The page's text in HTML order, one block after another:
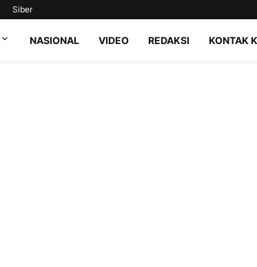
Siber
NASIONAL VIDEO REDAKSI KONTAK